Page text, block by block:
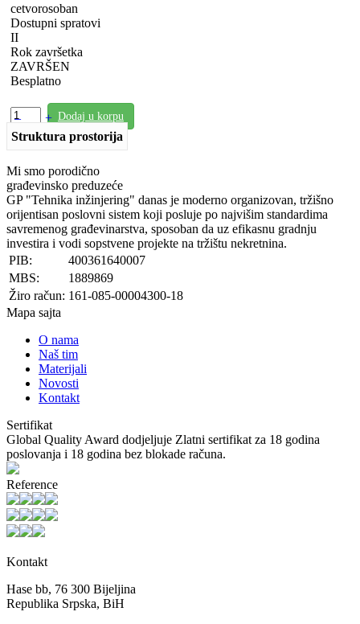
cetvorosoban
Dostupni spratovi
II
Rok završetka
ZAVRŠEN
Besplatno
– + Dodaj u korpu
Struktura prostorija
Mi smo porodično
građevinsko preduzeće
GP "Tehnika inžinjering" danas je moderno organizovan, tržišno
orijentisan poslovni sistem koji posluje po najvišim standardima
savremenog građevinarstva, sposoban da uz efikasnu gradnju
investira i vodi sopstvene projekte na tržištu nekretnina.​
PIB:
400361640007
MBS:
1889869
Žiro račun: 161-085-00004300-18
Mapa sajta
O nama
Naš tim
Materijali
Novosti
Kontakt
Sertifikat
Global Quality Award dodjeljuje Zlatni sertifikat za 18 godina
poslovanja i 18 godina bez blokade računa.
Reference
Kontakt
Hase bb, 76 300 Bijeljina
Republika Srpska, BiH